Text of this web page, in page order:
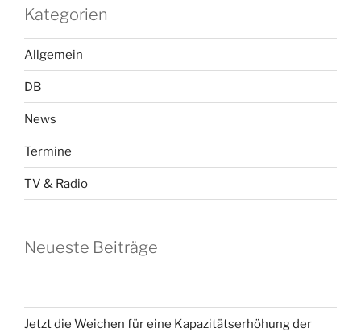
Kategorien
Allgemein
DB
News
Termine
TV & Radio
Neueste Beiträge
Jetzt die Weichen für eine Kapazitätserhöhung der